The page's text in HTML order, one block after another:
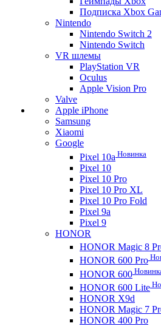
Подписка Xbox
Nintendo
Nintendo Switch 2
Nintendo Switch
VR шлемы
PlayStation VR
Oculus
Apple Vision Pro
Valve
Apple iPhone
Samsung
Xiaomi
Google
Pixel 10a Новинка
Pixel 10
Pixel 10 Pro
Pixel 10 Pro XL
Pixel 10 Pro Fold
Pixel 9a
Pixel 9
HONOR
HONOR Magic 8
HONOR 600 Pro
HONOR 600
HONOR 600 Lite
HONOR X9d
HONOR Magic 7
HONOR 400 Pro